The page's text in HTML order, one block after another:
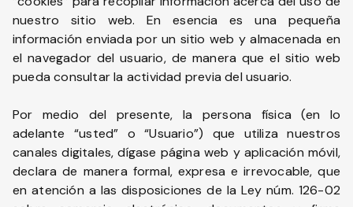
nuestro sitio web. En esencia es una pequeña
información enviada por un sitio web y almacenada en
el navegador del usuario, de manera que el sitio web
pueda consultar la actividad previa del usuario.
Por medio del presente, la persona física (en lo
adelante “usted” o “Usuario”) que utiliza nuestros
canales digitales, dígase página web y aplicación móvil,
declara de manera formal, expresa e irrevocable, que
en atención a las disposiciones de la Ley núm. 126-02